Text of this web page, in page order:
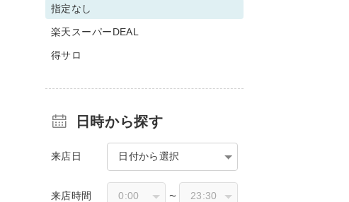
指定なし
楽天スーパーDEAL
得サロ
日時から探す
来店日 日付から選択
来店時間 〜